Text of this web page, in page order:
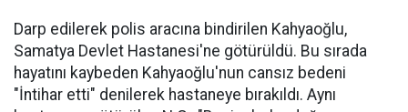
Darp edilerek polis aracına bindirilen Kahyaoğlu,
Samatya Devlet Hastanesi'ne götürüldü. Bu sırada
hayatını kaybeden Kahyaoğlu'nun cansız bedeni
"İntihar etti" denilerek hastaneye bırakıldı. Aynı